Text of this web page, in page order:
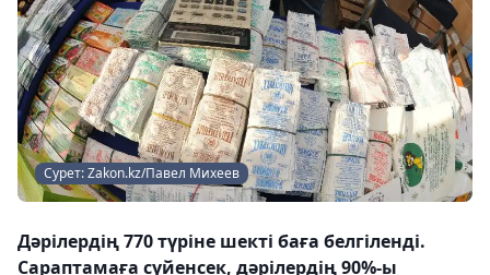
Сурет: Zakon.kz/Павел Михеев
Дәрілердің 770 түріне шекті баға белгіленді.
Сараптамаға сүйенсек, дәрілердің 90%-ы